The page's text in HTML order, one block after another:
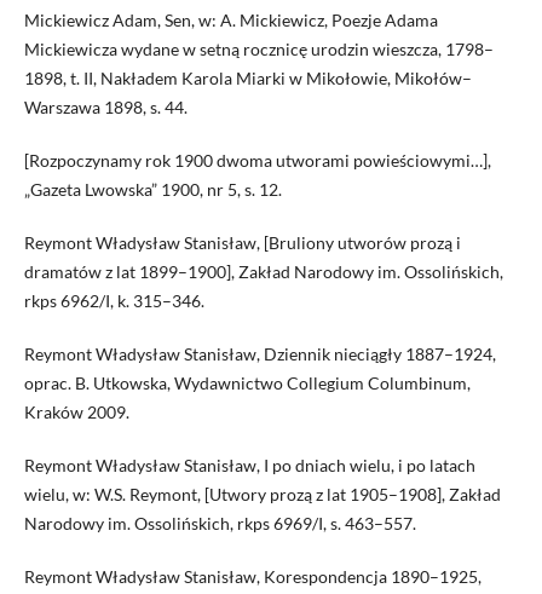
Mickiewicz Adam, Sen, w: A. Mickiewicz, Poezje Adama
Mickiewicza wydane w setną rocznicę urodzin wieszcza, 1798–
1898, t. II, Nakładem Karola Miarki w Mikołowie, Mikołów–
Warszawa 1898, s. 44.
[Rozpoczynamy rok 1900 dwoma utworami powieściowymi…],
„Gazeta Lwowska” 1900, nr 5, s. 12.
Reymont Władysław Stanisław, [Bruliony utworów prozą i
dramatów z lat 1899–1900], Zakład Narodowy im. Ossolińskich,
rkps 6962/I, k. 315–346.
Reymont Władysław Stanisław, Dziennik nieciągły 1887–1924,
oprac. B. Utkowska, Wydawnictwo Collegium Columbinum,
Kraków 2009.
Reymont Władysław Stanisław, I po dniach wielu, i po latach
wielu, w: W.S. Reymont, [Utwory prozą z lat 1905–1908], Zakład
Narodowy im. Ossolińskich, rkps 6969/I, s. 463–557.
Reymont Władysław Stanisław, Korespondencja 1890–1925,